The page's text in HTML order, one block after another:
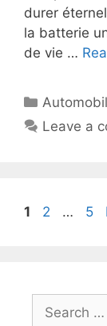
durer
la batterie
de vie …
Leave a
1 2 … 5